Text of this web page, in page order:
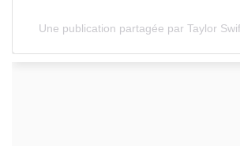
Une publication partagée par Taylor